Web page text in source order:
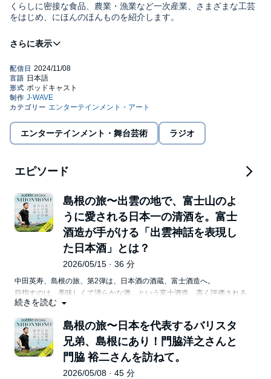
くらしに密接な食品、農業・漁業など一次産業、さまざまな工芸
をはじめ、にほんのほんものを紹介します。
※本作品は2026年5月15日更新分で終了中です
エンターテインメント・舞台芸術 ラジオ
エピソード
島根の旅〜出雲の地で、富士山のよ
うに愛される日本一の清酒を。富士
酒造が手がける「出雲神話を表現し
た日本酒」とは？
2026/05/15 · 36 分
中田英寿、島根の旅、第2弾は、日本酒の酒蔵、富士酒造へ。
目指すのは、美味しくて清らかな酒、という富士酒造。高く評価される
日本酒づくりに至るまでの道のりとは？
そして、出雲神話を表現した「天の叢雲」。そこにはどのように神話が
織り込まれているのか？中田英寿が迫ります。
続きを読む
島根の旅〜日本を代表するバリスタ
兄弟、島根にあり！門脇洋之さんと
門脇 裕二さんを訪ねて。
2026/05/08 · 45 分